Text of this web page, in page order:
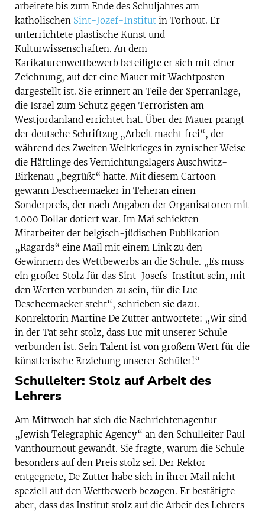
arbeitete bis zum Ende des Schuljahres am
katholischen Sint-Jozef-Institut in Torhout. Er
unterrichtete plastische Kunst und
Kulturwissenschaften. An dem
Karikaturenwettbewerb beteiligte er sich mit einer
Zeichnung, auf der eine Mauer mit Wachtposten
dargestellt ist. Sie erinnert an Teile der Sperranlage,
die Israel zum Schutz gegen Terroristen am
Westjordanland errichtet hat. Über der Mauer prangt
der deutsche Schriftzug „Arbeit macht frei“, der
während des Zweiten Weltkrieges in zynischer Weise
die Häftlinge des Vernichtungslagers Auschwitz-
Birkenau „begrüßt“ hatte. Mit diesem Cartoon
gewann Descheemaeker in Teheran einen
Sonderpreis, der nach Angaben der Organisatoren mit
1.000 Dollar dotiert war. Im Mai schickten
Mitarbeiter der belgisch-jüdischen Publikation
„Ragards“ eine Mail mit einem Link zu den
Gewinnern des Wettbewerbs an die Schule. „Es muss
ein großer Stolz für das Sint-Josefs-Institut sein, mit
den Werten verbunden zu sein, für die Luc
Descheemaeker steht“, schrieben sie dazu.
Konrektorin Martine De Zutter antwortete: „Wir sind
in der Tat sehr stolz, dass Luc mit unserer Schule
verbunden ist. Sein Talent ist von großem Wert für die
künstlerische Erziehung unserer Schüler!“
Schulleiter: Stolz auf Arbeit des
Lehrers
Am Mittwoch hat sich die Nachrichtenagentur
„Jewish Telegraphic Agency“ an den Schulleiter Paul
Vanthournout gewandt. Sie fragte, warum die Schule
besonders auf den Preis stolz sei. Der Rektor
entgegnete, De Zutter habe sich in ihrer Mail nicht
speziell auf den Wettbewerb bezogen. Er bestätigte
aber, dass das Institut stolz auf die Arbeit des Lehrers